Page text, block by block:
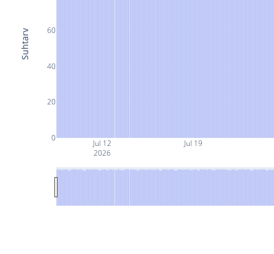
Jul 12
2026
Jul 19
0
20
40
60
Suhtarv